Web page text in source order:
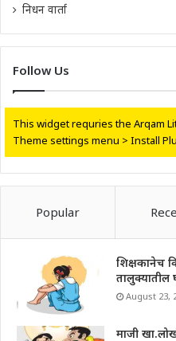
निधन वार्ता
Follow Us
This widget requries the Arqam
Theme settings menu > Install
Popular
शिक्षकानेच
तालुक्यातील
August 23,
माजी